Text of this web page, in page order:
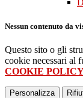
Nessun contenuto da
Questo sito o gli
cookie necessari al
COOKIE
Personalizza